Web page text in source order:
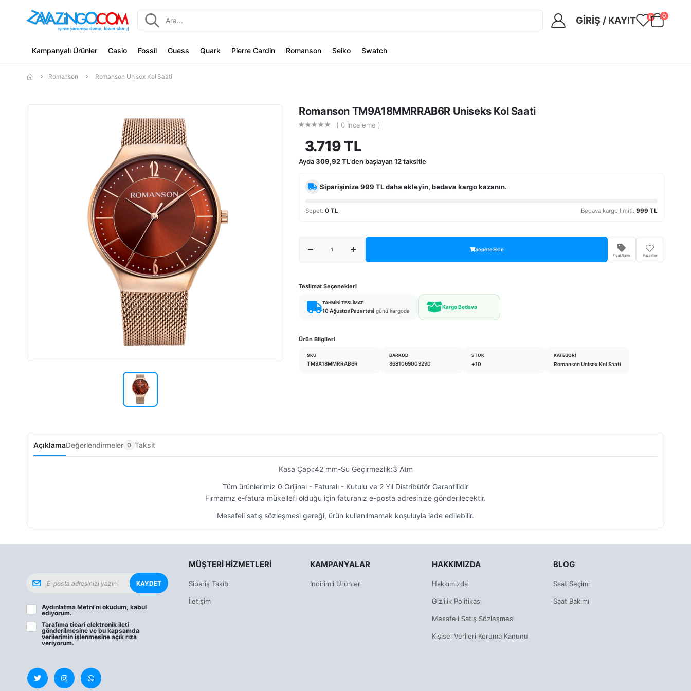
GIRIŞ / KAYIT 0 0
Kampanyalı Ürünler Casio Fossil Guess Quark Pierre Cardin Romanson Seiko Swatch
Romanson Romanson Unisex Kol Saati
Romanson TM9A18MMRRAB6R Uniseks Kol Saati
( 0 İnceleme )
3.719 TL
Ayda309,92 TL’den başlayan12taksitle
Siparişinize999 TLdaha ekleyin, bedava kargo kazanın.
Sepet:0 TL Bedava kargo limiti: 999 TL
Sepete Ekle
Fiyat Alarmı Favoriler
Teslimat Seçenekleri
TAHMINI TESLIMAT
10 Ağustos Pazartesi günü kargoda
Kargo Bedava
Ürün Bilgileri
SKU
TM9A18MMRRAB6R
BARKOD
8681069009290
STOK
+10
KATEGORI
Romanson Unisex Kol Saati
AçıklamaDeğerlendirmeler 0 Taksit
Kasa Çapı:42 mm-Su Geçirmezlik:3 Atm
Tüm ürünlerimiz 0 Orijinal - Faturalı - Kutulu ve 2 Yıl Distribütör Garantilidir
Firmamız e-fatura mükellefi olduğu için faturanız e-posta adresinize gönderilecektir.
Mesafeli satış sözleşmesi gereği, ürün kullanılmamak koşuluyla iade edilebilir.
MÜŞTERI HIZMETLERI
Sipariş Takibi
İletişim
KAMPANYALAR
İndirimli Ürünler
HAKKIMIZDA
Hakkımızda
Gizlilik Politikası
Mesafeli Satış Sözleşmesi
Kişisel Verileri Koruma Kanunu
BLOG
Saat Seçimi
Saat Bakımı
KAYDET
Aydınlatma Metni’ni okudum, kabul
ediyorum.
Tarafıma ticari elektronik ileti
gönderilmesine ve bu kapsamda
verilerimin işlenmesineaçık rıza
veriyorum.